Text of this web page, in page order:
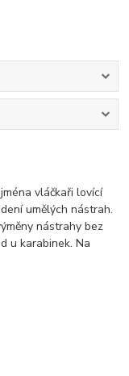
vláčkaři lovící
umělých nástrah.
nástrahy bez
u karabinek. Na